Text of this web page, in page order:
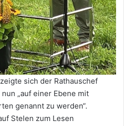
sich der Rathauschef
„auf einer Ebene mit
genannt zu werden“.
Stelen zum Lesen